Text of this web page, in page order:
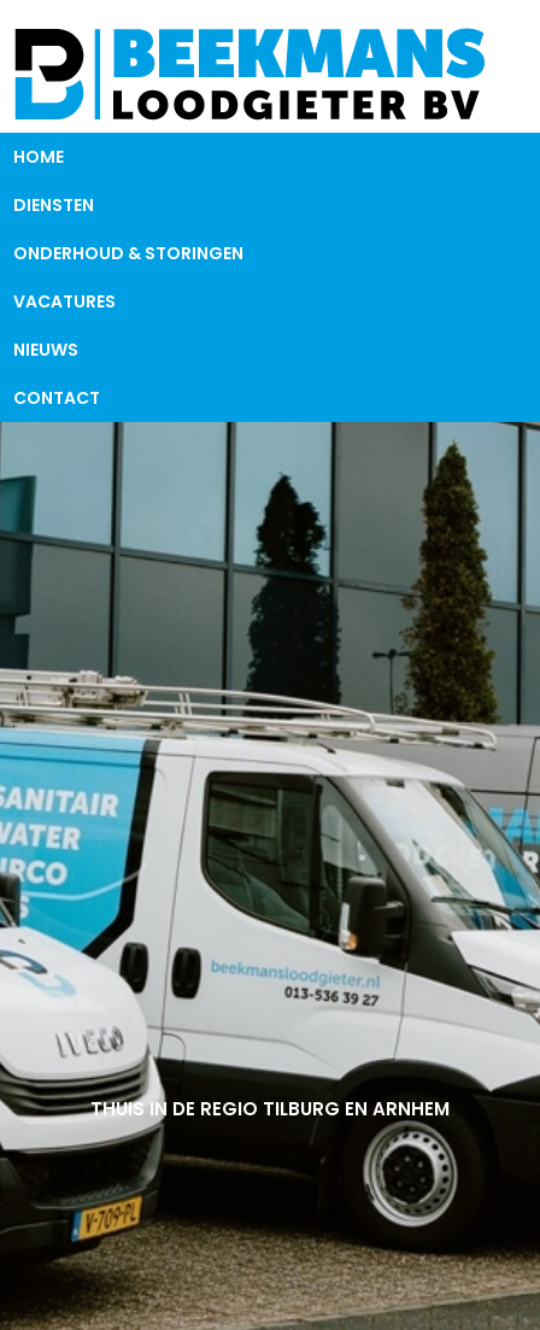
HOME
DIENSTEN
ONDERHOUD & STORINGEN
VACATURES
NIEUWS
CONTACT
THUIS IN DE REGIO TILBURG EN ARNHEM
THUIS IN DE REGIO TILBURG EN ARNHEM
THUIS IN DE REGIO TILBURG EN ARNHEM